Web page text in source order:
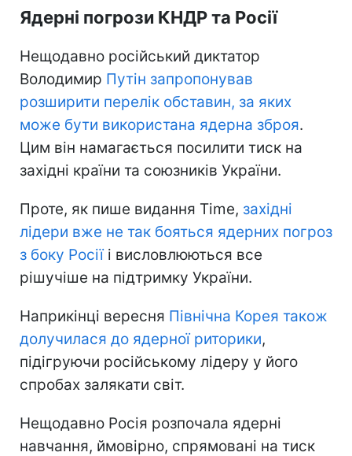
Ядерні погрози КНДР та Росії
Нещодавно російський диктатор
Володимир Путін запропонував
розширити перелік обставин, за яких
може бути використана ядерна зброя.
Цим він намагається посилити тиск на
західні країни та союзників України.
Проте, як пише видання Time, західні
лідери вже не так бояться ядерних погроз
з боку Росіїі висловлюються все
рішучіше на підтримку України.
Наприкінці вересня Північна Корея також
долучилася до ядерної риторики,
підігруючи російському лідеру у його
спробах залякати світ.
Нещодавно Росія розпочала ядерні
навчання, ймовірно, спрямовані на тиск